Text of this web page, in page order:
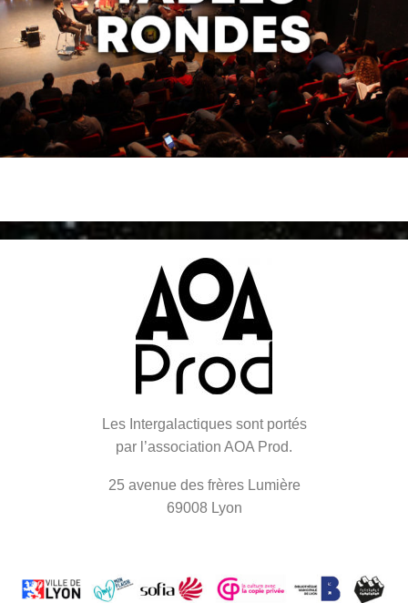
Les Intergalactiques sont portés
par l’association AOA Prod.
25 avenue des frères Lumière
69008 Lyon